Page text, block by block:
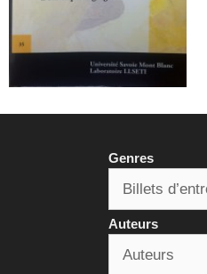
Genres
Auteurs